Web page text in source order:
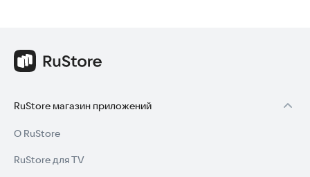
RuStore магазин приложений
О RuStore
RuStore для TV